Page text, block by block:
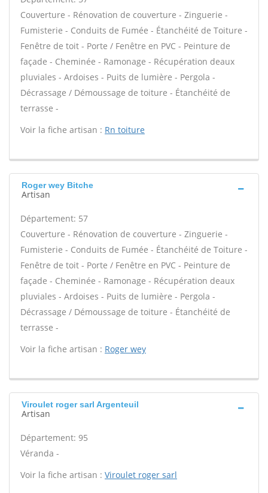
Couverture - Rénovation de couverture - Zinguerie -
Fumisterie - Conduits de Fumée - Étanchéité de Toiture -
Fenêtre de toit - Porte / Fenêtre en PVC - Peinture de
façade - Cheminée - Ramonage - Récupération deaux
pluviales - Ardoises - Puits de lumière - Pergola -
Décrassage / Démoussage de toiture - Étanchéité de
terrasse -
Voir la fiche artisan : Rn toiture
Roger wey Bitche
Artisan
Département: 57
Couverture - Rénovation de couverture - Zinguerie -
Fumisterie - Conduits de Fumée - Étanchéité de Toiture -
Fenêtre de toit - Porte / Fenêtre en PVC - Peinture de
façade - Cheminée - Ramonage - Récupération deaux
pluviales - Ardoises - Puits de lumière - Pergola -
Décrassage / Démoussage de toiture - Étanchéité de
terrasse -
Voir la fiche artisan : Roger wey
Viroulet roger sarl Argenteuil
Artisan
Département: 95
Véranda -
Voir la fiche artisan : Viroulet roger sarl